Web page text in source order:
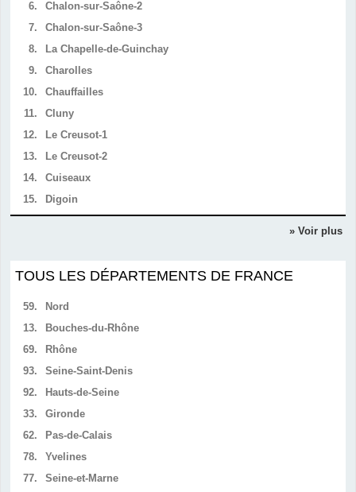
6.
Chalon-sur-Saône-2
7.
Chalon-sur-Saône-3
8.
La Chapelle-de-Guinchay
9.
Charolles
10.
Chauffailles
11.
Cluny
12.
Le Creusot-1
13.
Le Creusot-2
14.
Cuiseaux
15.
Digoin
» Voir plus
TOUS LES DÉPARTEMENTS DE FRANCE
59.
Nord
13.
Bouches-du-Rhône
69.
Rhône
93.
Seine-Saint-Denis
92.
Hauts-de-Seine
33.
Gironde
62.
Pas-de-Calais
78.
Yvelines
77.
Seine-et-Marne